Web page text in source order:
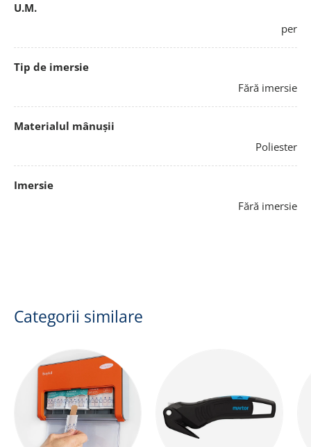
U.M.
per
Tip de imersie
Fără imersie
Materialul mânușii
Poliester
Imersie
Fără imersie
Categorii similare